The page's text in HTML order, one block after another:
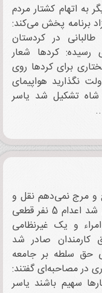
به اتهام کشتار مردم
برنامه پخش می‌کند:
در کردستان
کردها شعار
برای کردها روی
نگذارید هواپیمای
تشکیل شد یاسر
و مرج نمی‌دهم نقل و
انتقال دارائی کلیه مقامات سابق ممنوع شد اعدام 5 نفر قطعی
و یک غیرنظامی
صادر شد
حق سلطه بر جامعه
در مصاحبه‌ای گفتند:
سهیم باشند یاسر